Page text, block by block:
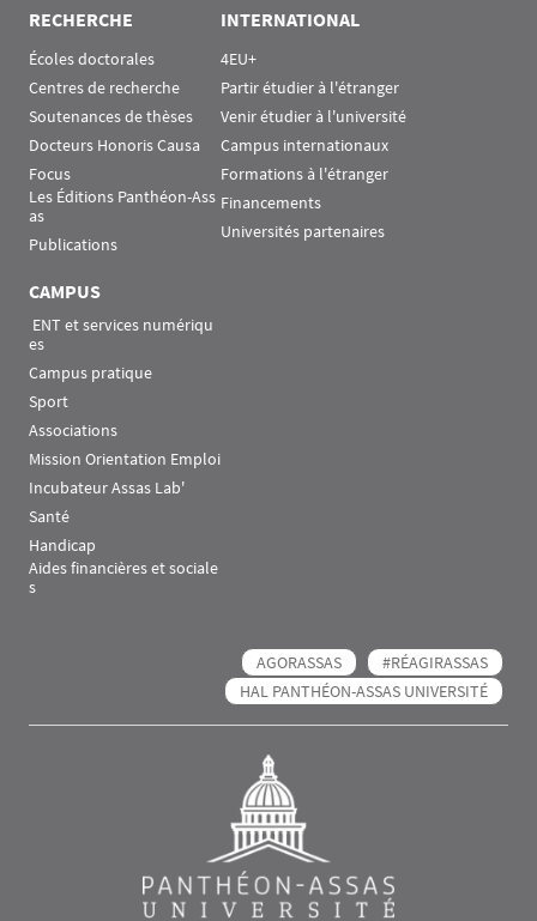
RECHERCHE
Écoles doctorales
Centres de recherche
Soutenances de thèses
Docteurs Honoris Causa
Focus
Les Éditions Panthéon-Ass
as
Publications
INTERNATIONAL
4EU+
Partir étudier à l'étranger
Venir étudier à l'université
Campus internationaux
Formations à l'étranger
Financements
Universités partenaires
CAMPUS
es
Campus pratique
Sport
Associations
Mission Orientation Emploi
Incubateur Assas Lab'
Santé
Handicap
Aides financières et sociale
s
AGORASSAS
#RÉAGIRASSAS
HAL PANTHÉON-ASSAS UNIVERSITÉ